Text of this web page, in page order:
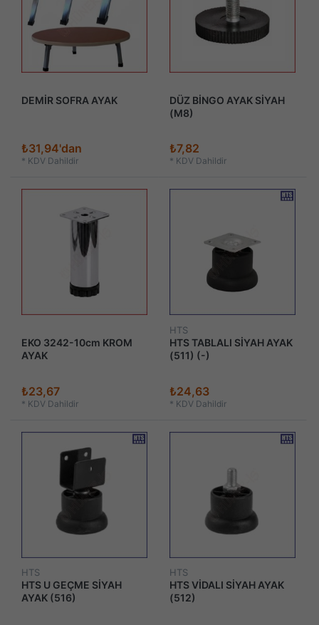
DEMİR SOFRA AYAK
₺31,94'dan
* KDV Dahildir
DÜZ BİNGO AYAK SİYAH
(M8)
₺7,82
* KDV Dahildir
EKO 3242-10cm KROM
AYAK
₺23,67
* KDV Dahildir
HTS
HTS TABLALI SİYAH AYAK
(511) (-)
₺24,63
* KDV Dahildir
HTS
HTS U GEÇME SİYAH
AYAK (516)
HTS
HTS VİDALI SİYAH AYAK
(512)